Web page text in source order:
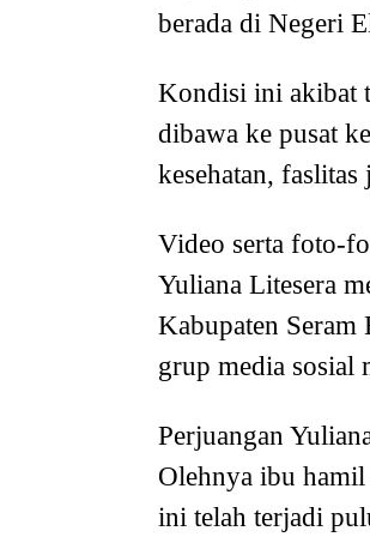
berada di Negeri
Kondisi ini akibat
dibawa ke pusat
kesehatan,
Video serta foto-
Yuliana Litesera
Kabupaten
grup media sosial
Perjuangan
Olehnya ibu
ini telah terjadi